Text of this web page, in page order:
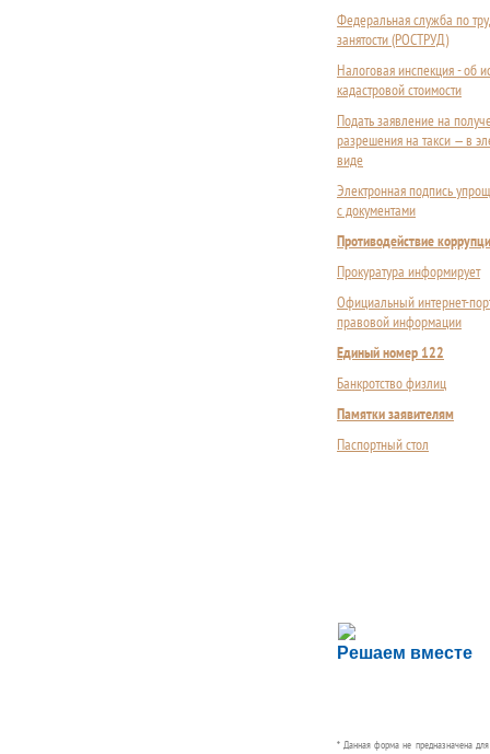
Федеральная служба по
занятости (РОСТРУД)
Налоговая инспекция - об
кадастровой стоимости
Подать заявление на
разрешения на такси — в
виде
Электронная подпись
с документами
Противодействие
Прокуратура информирует
Официальный интернет-
правовой информации
Единый номер 122
Банкротство физлиц
Памятки заявителям
Паспортный стол
Решаем вместе
Сложности с
Сообщите об этом
* Данная форма не предназначена